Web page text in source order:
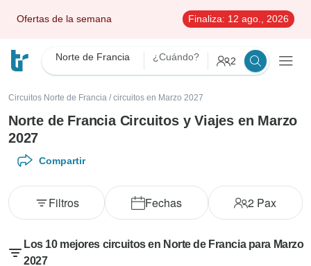
Ofertas de la semana Finaliza: 12 ago., 2026
Norte de Francia ¿Cuándo? 2
Circuitos Norte de Francia / circuitos en Marzo 2027
Norte de Francia Circuitos y Viajes en Marzo
2027
Compartir
Fechas 2 Pax
Filtros
Los 10 mejores circuitos en Norte de Francia para Marzo
2027